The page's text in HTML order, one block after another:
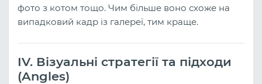
фото з котом тощо. Чим більше воно схоже на
випадковий кадр із галереї, тим краще.
IV. Візуальні стратегії та підходи
(Angles)